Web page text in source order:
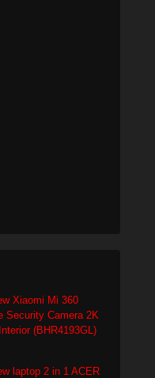
Xiaomi Mi 360
Security Camera 2K
(BHR4193GL)
laptop 2 in 1 ACER